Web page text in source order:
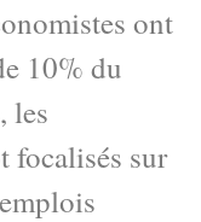
ont
10% du
les
focalisés sur